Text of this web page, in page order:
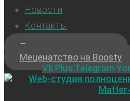
Новости
Контакты
Подписка на новости
Меценатство на Boosty
Vk Plus Telegram